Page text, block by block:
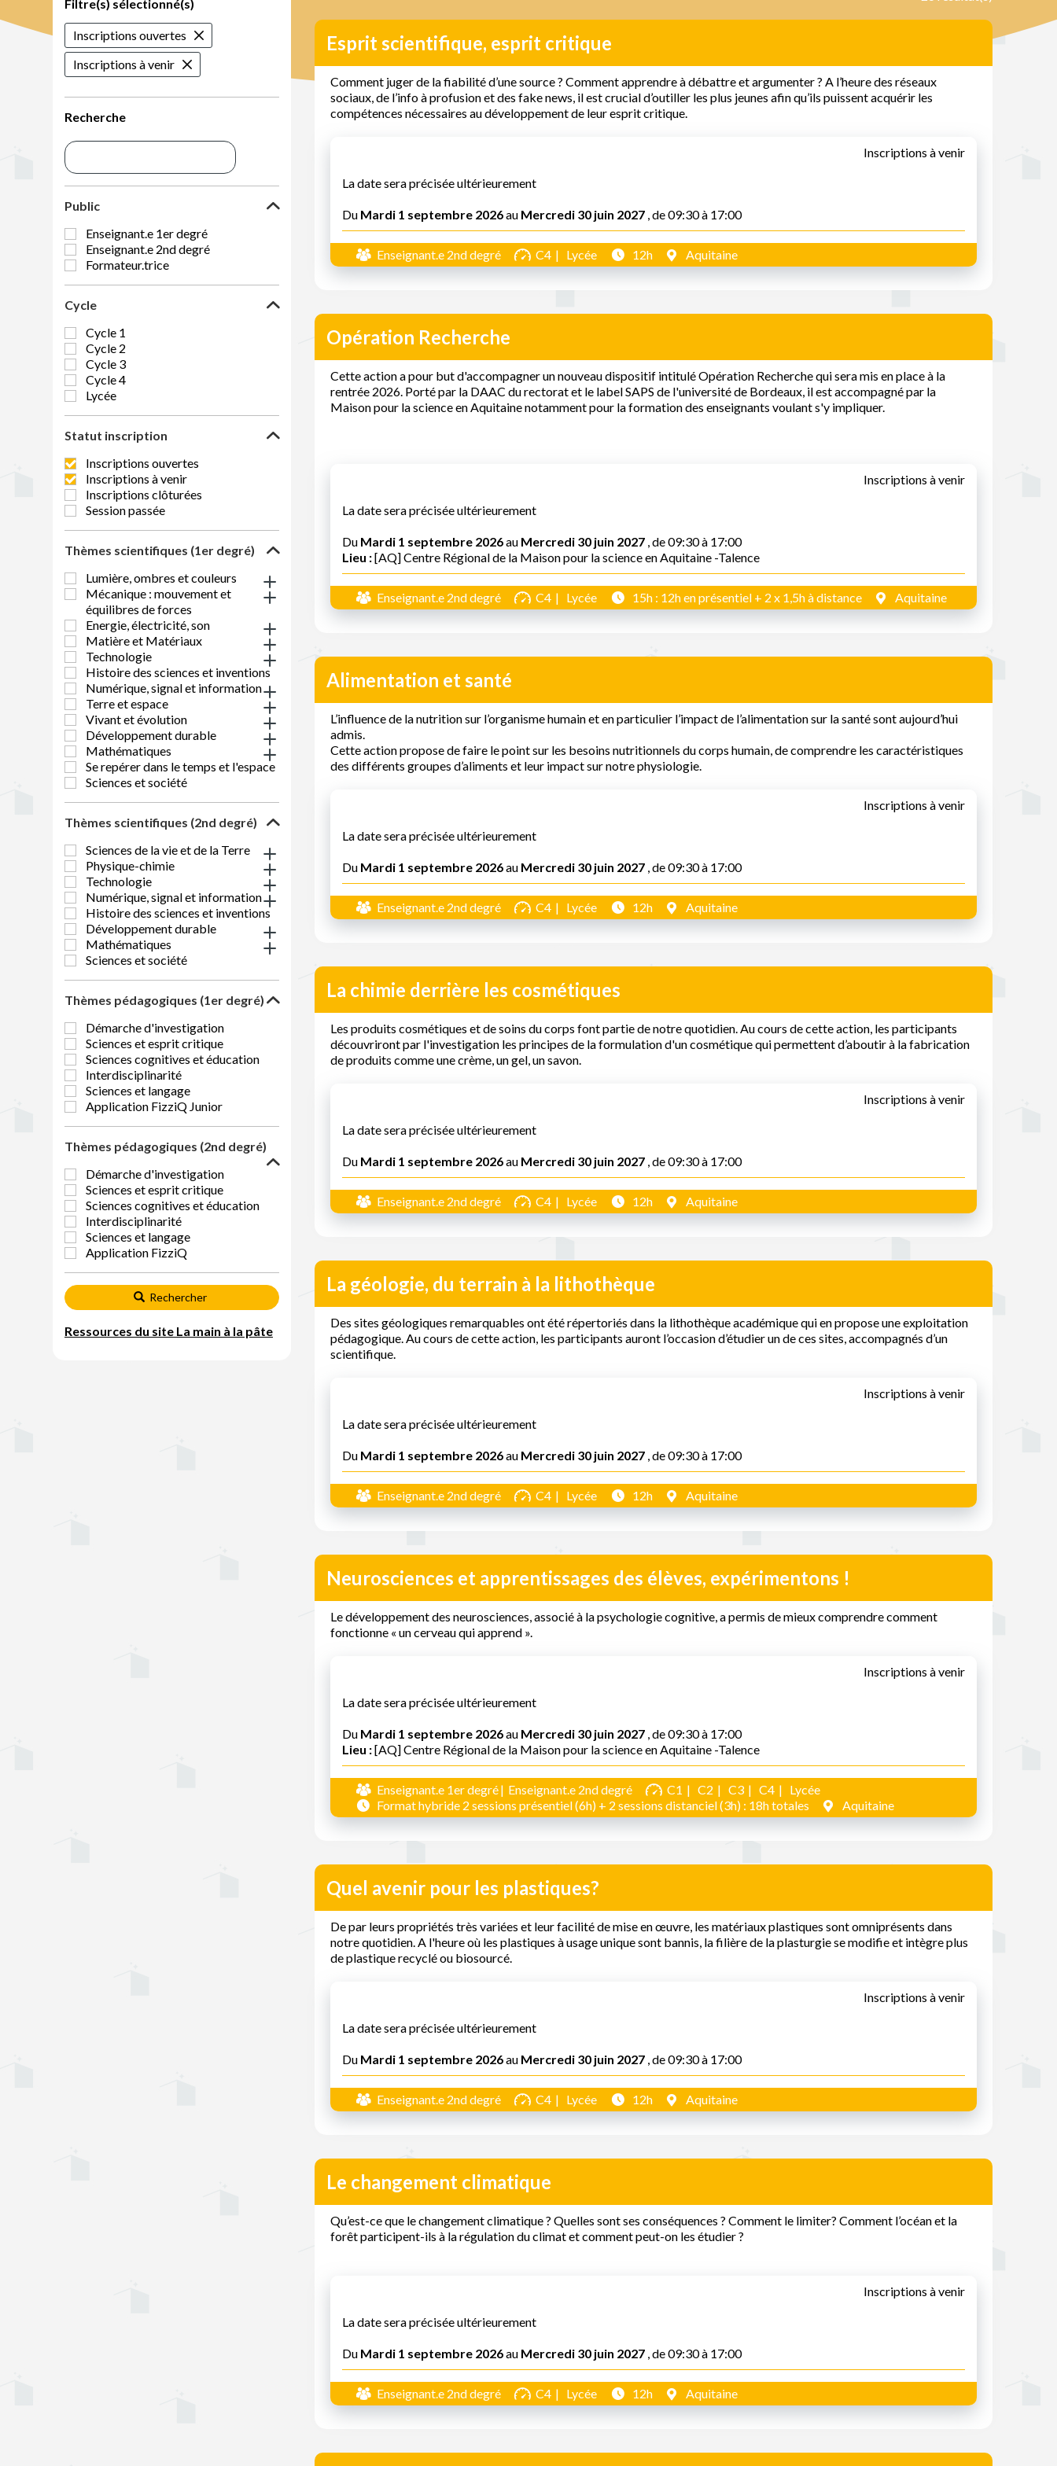
Filtre(s) sélectionné(s)
Inscriptions ouvertes
Inscriptions à venir
Recherche
Public
Enseignant.e 1er degré
Enseignant.e 2nd degré
Formateur.trice
Cycle
Cycle 1
Cycle 2
Cycle 3
Cycle 4
Lycée
Statut inscription
Inscriptions ouvertes
Inscriptions à venir
Inscriptions clôturées
Session passée
Thèmes scientifiques (1er degré)
Lumière, ombres et couleurs
Mécanique : mouvement et
équilibres de forces
Energie, électricité, son
Matière et Matériaux
Technologie
Histoire des sciences et inventions
Numérique, signal et information
Terre et espace
Vivant et évolution
Développement durable
Mathématiques
Se repérer dans le temps et l'espace
Sciences et société
Thèmes scientifiques (2nd degré)
Sciences de la vie et de la Terre
Physique-chimie
Technologie
Numérique, signal et information
Histoire des sciences et inventions
Développement durable
Mathématiques
Sciences et société
Thèmes pédagogiques (1er degré)
Démarche d'investigation
Sciences et esprit critique
Sciences cognitives et éducation
Interdisciplinarité
Sciences et langage
Application FizziQ Junior
Thèmes pédagogiques (2nd degré)
Démarche d'investigation
Sciences et esprit critique
Sciences cognitives et éducation
Interdisciplinarité
Sciences et langage
Application FizziQ
Rechercher
Ressources du site La main à la pâte
Esprit scientifique, esprit critique
Comment juger de la fiabilité d’une source ? Comment apprendre à débattre et argumenter ? A l’heure des réseaux
sociaux, de l’info à profusion et des fake news, il est crucial d’outiller les plus jeunes afin qu’ils puissent acquérir les
compétences nécessaires au développement de leur esprit critique.
La date sera précisée ultérieurement
Inscriptions à venir
Du Mardi 1 septembre 2026au Mercredi 30 juin 2027 , de 09:30 à 17:00
Enseignant.e 2nd degré C4 Lycée 12h Aquitaine
Opération Recherche
Cette action a pour but d'accompagner un nouveau dispositif intitulé Opération Recherche qui sera mis en place à la
rentrée 2026. Porté par la DAAC du rectorat et le label SAPS de l'université de Bordeaux, il est accompagné par la
Maison pour la science en Aquitaine notamment pour la formation des enseignants voulant s'y impliquer.
La date sera précisée ultérieurement
Inscriptions à venir
Du Mardi 1 septembre 2026au Mercredi 30 juin 2027 , de 09:30 à 17:00
Lieu :[AQ] Centre Régional de la Maison pour la science en Aquitaine -Talence
Enseignant.e 2nd degré C4 Lycée 15h : 12h en présentiel + 2 x 1,5h à distance Aquitaine
Alimentation et santé
L’influence de la nutrition sur l’organisme humain et en particulier l’impact de l’alimentation sur la santé sont aujourd’hui
admis.
Cette action propose de faire le point sur les besoins nutritionnels du corps humain, de comprendre les caractéristiques
des différents groupes d’aliments et leur impact sur notre physiologie.
La date sera précisée ultérieurement
Inscriptions à venir
Du Mardi 1 septembre 2026au Mercredi 30 juin 2027 , de 09:30 à 17:00
Enseignant.e 2nd degré C4 Lycée 12h Aquitaine
La chimie derrière les cosmétiques
Les produits cosmétiques et de soins du corps font partie de notre quotidien. Au cours de cette action, les participants
découvriront par l'investigation les principes de la formulation d'un cosmétique qui permettent d’aboutir à la fabrication
de produits comme une crème, un gel, un savon.
La date sera précisée ultérieurement
Inscriptions à venir
Du Mardi 1 septembre 2026au Mercredi 30 juin 2027 , de 09:30 à 17:00
Enseignant.e 2nd degré C4 Lycée 12h Aquitaine
La géologie, du terrain à la lithothèque
Des sites géologiques remarquables ont été répertoriés dans la lithothèque académique qui en propose une exploitation
pédagogique. Au cours de cette action, les participants auront l’occasion d’étudier un de ces sites, accompagnés d’un
scientifique.
La date sera précisée ultérieurement
Inscriptions à venir
Du Mardi 1 septembre 2026au Mercredi 30 juin 2027 , de 09:30 à 17:00
Enseignant.e 2nd degré C4 Lycée 12h Aquitaine
Neurosciences et apprentissages des élèves, expérimentons !
Le développement des neurosciences, associé à la psychologie cognitive, a permis de mieux comprendre comment
fonctionne « un cerveau qui apprend ».
La date sera précisée ultérieurement
Inscriptions à venir
Du Mardi 1 septembre 2026au Mercredi 30 juin 2027 , de 09:30 à 17:00
Lieu :[AQ] Centre Régional de la Maison pour la science en Aquitaine -Talence
Enseignant.e 1er degré Enseignant.e 2nd degré C1 C2 C3 C4
Lycée
Format hybride 2 sessions présentiel (6h) + 2 sessions distanciel (3h) : 18h totales
Aquitaine
Quel avenir pour les plastiques?
De par leurs propriétés très variées et leur facilité de mise en œuvre, les matériaux plastiques sont omniprésents dans
notre quotidien. A l'heure où les plastiques à usage unique sont bannis, la filière de la plasturgie se modifie et intègre plus
de plastique recyclé ou biosourcé.
La date sera précisée ultérieurement
Inscriptions à venir
Du Mardi 1 septembre 2026au Mercredi 30 juin 2027 , de 09:30 à 17:00
Enseignant.e 2nd degré C4 Lycée 12h Aquitaine
Le changement climatique
Qu’est-ce que le changement climatique ? Quelles sont ses conséquences ? Comment le limiter? Comment l’océan et la
forêt participent-ils à la régulation du climat et comment peut-on les étudier ?
La date sera précisée ultérieurement
Inscriptions à venir
Du Mardi 1 septembre 2026au Mercredi 30 juin 2027 , de 09:30 à 17:00
Enseignant.e 2nd degré C4 Lycée 12h Aquitaine